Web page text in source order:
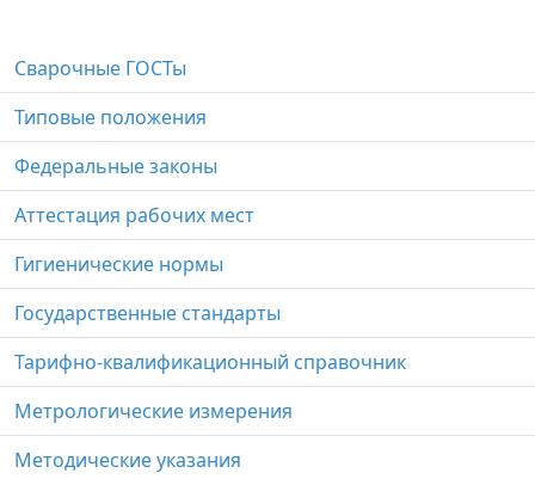
Сварочные ГОСТы
Типовые положения
Федеральные законы
Аттестация рабочих мест
Гигиенические нормы
Государственные стандарты
Тарифно-квалификационный справочник
Метрологические измерения
Методические указания